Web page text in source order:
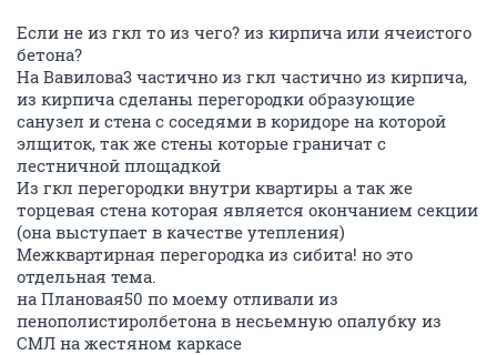
Если не из гкл то из чего? из кирпича или ячеистого
бетона?
На Вавилова3 частично из гкл частично из кирпича,
из кирпича сделаны перегородки образующие
санузел и стена с соседями в коридоре на которой
элщиток, так же стены которые граничат с
лестничной площадкой
Из гкл перегородки внутри квартиры а так же
торцевая стена которая является окончанием секции
(она выступает в качестве утепления)
Межквартирная перегородка из сибита! но это
отдельная тема.
на Плановая50 по моему отливали из
пенополистиролбетона в несьемную опалубку из
СМЛ на жестяном каркасе